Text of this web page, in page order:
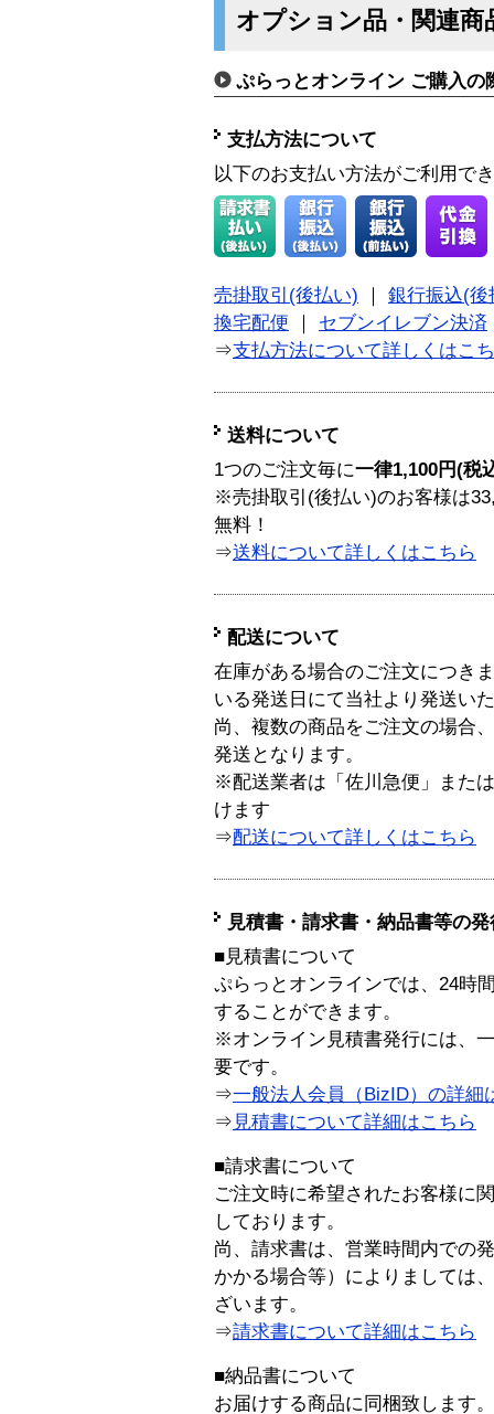
オプション品・関連商
ぷらっとオンライン ご購入の
支払方法について
以下のお支払い方法がご利用で
売掛取引(後払い)
銀行振込(後
換宅配便
セブンイレブン決済
⇒支払方法について詳しくはこ
送料について
1つのご注文毎に一律1,100円(税
※売掛取引(後払い)のお客様は
無料！
⇒送料について詳しくはこちら
配送について
在庫がある場合のご注文につき
いる発送日にて当社より発送い
尚、複数の商品をご注文の場合
発送となります。
※配送業者は「佐川急便」また
けます
⇒配送について詳しくはこちら
見積書・請求書・納品書等の
■見積書について
ぷらっとオンラインでは、24時
することができます。
※オンライン見積書発行には、
要です。
⇒一般法人会員（BizID）の詳細
⇒ 見積書について詳細はこちら
■請求書について
ご注文時に希望されたお客様に
しております。
尚、請求書は、営業時間内での
かかる場合等）によりましては
ざいます。
⇒請求書について詳細はこちら
■納品書について
お届けする商品に同梱致します。